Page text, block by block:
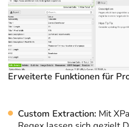
Erweiterte Funktionen für
Custom Extraction: Mit